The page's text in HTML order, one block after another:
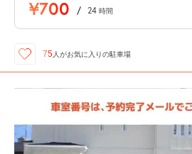
¥700 / 24 時間
75 人がお気に入りの駐車場